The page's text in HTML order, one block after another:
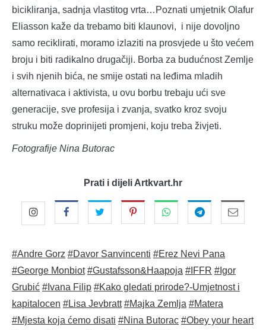
bicikliranja, sadnja vlastitog vrta…Poznati umjetnik Olafur
Eliasson kaže da trebamo biti klaunovi, i nije dovoljno
samo reciklirati, moramo izlaziti na prosvjede u što većem
broju i biti radikalno drugačiji. Borba za budućnost Zemlje
i svih njenih bića, ne smije ostati na leđima mladih
alternativaca i aktivista, u ovu borbu trebaju ući sve
generacije, sve profesija i zvanja, svatko kroz svoju
struku može doprinijeti promjeni, koju treba živjeti.
Fotografije Nina Butorac
Prati i dijeli Artkvart.hr
#Andre Gorz #Davor Sanvincenti #Erez Nevi Pana
#George Monbiot #Gustafsson&Haapoja #IFFR #Igor
Grubić #Ivana Filip #Kako gledati prirode?-Umjetnost i
kapitalocen #Lisa Jevbratt #Majka Zemlja #Matera
#Mjesta koja ćemo disati #Nina Butorac #Obey your heart